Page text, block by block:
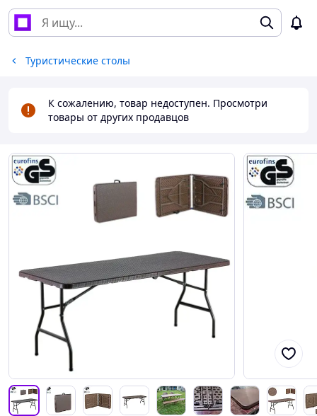
Туристические столы
К сожалению, товар недоступен. Просмотри
товары от других продавцов